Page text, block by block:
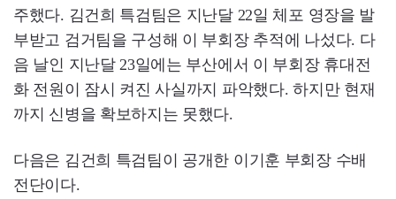
주했다. 김건희 특검팀은 지난달 22일 체포 영장을 발
부받고 검거팀을 구성해 이 부회장 추적에 나섰다. 다
음 날인 지난달 23일에는 부산에서 이 부회장 휴대전
화 전원이 잠시 켜진 사실까지 파악했다. 하지만 현재
까지 신병을 확보하지는 못했다.
다음은 김건희 특검팀이 공개한 이기훈 부회장 수배
전단이다.